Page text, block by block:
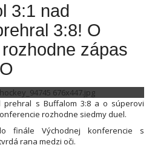
3:1 nad
3:8! O
zápas
prehral s Buffalom 3:8 a o súperovi
rozhodne siedmy duel.
finále Východnej konferencie s
rana medzi oči.